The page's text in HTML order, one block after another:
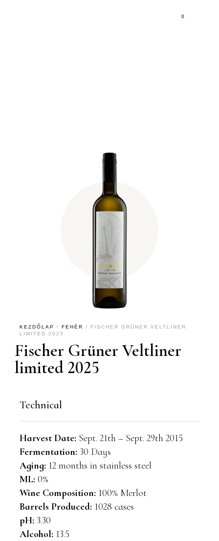
0
KEZDŐLAP / FEHÉR
/ FISCHER GRÜNER VELTLINER
LIMITED 2025
Fischer Grüner Veltliner
limited 2025
Technical
Harvest Date: Sept. 21th – Sept. 29th 2015
Fermentation: 30 Days
Aging: 12 months in stainless steel
ML: 0%
Wine Composition: 100% Merlot
Barrels Produced: 1028 cases
pH: 3.30
Alcohol: 13.5